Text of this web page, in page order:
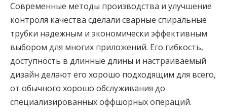
Современные методы производства и улучшение
контроля качества сделали сварные спиральные
трубки надежным и экономически эффективным
выбором для многих приложений. Его гибкость,
доступность в длинные длины и настраиваемый
дизайн делают его хорошо подходящим для всего,
от обычного хорошо обслуживания до
специализированных оффшорных операций.